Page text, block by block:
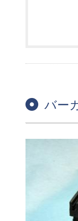
バー